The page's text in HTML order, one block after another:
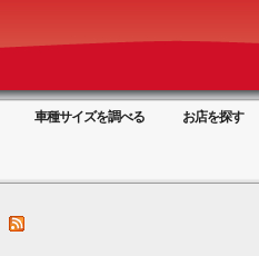
車種サイズを調べる お店を探す